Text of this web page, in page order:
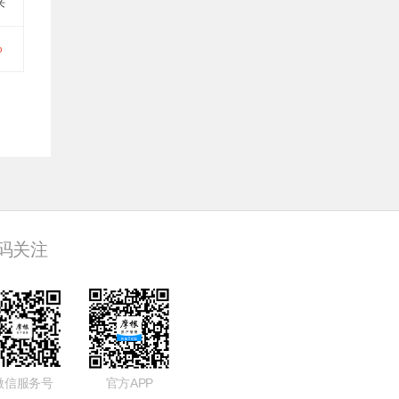
关注
信服务号 官方APP